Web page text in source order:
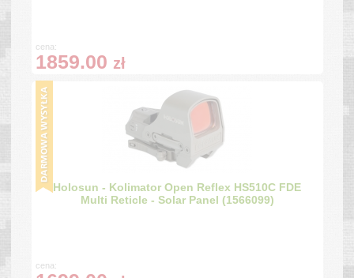
cena:
1859.00 zł
Holosun - Kolimator Open Reflex HS510C FDE
Multi Reticle - Solar Panel (1566099)
cena: